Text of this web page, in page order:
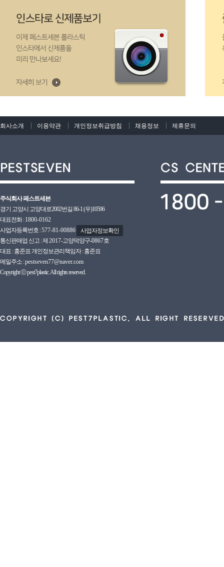
회사소개 이용약관 개인정보취급방침 채용정보 제휴문의
주식회사 페스트세븐
경기 고양시 고양대로2002번길 86-1 (우)10596
대표전화 :1800-0162
사업자등록번호 :577-81-00886
사업자정보확인
통신판매업 신고 : 제 2017-고양덕양구-0867호
대표 : 홍준표 개인정보관리책임자 : 홍준표
메일주소 :pestseven77@naver.com
Copyright ⓒ pest7plastic. All rights reserved.